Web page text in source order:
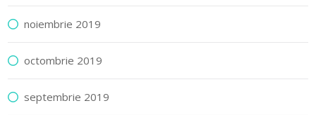
noiembrie 2019
octombrie 2019
septembrie 2019